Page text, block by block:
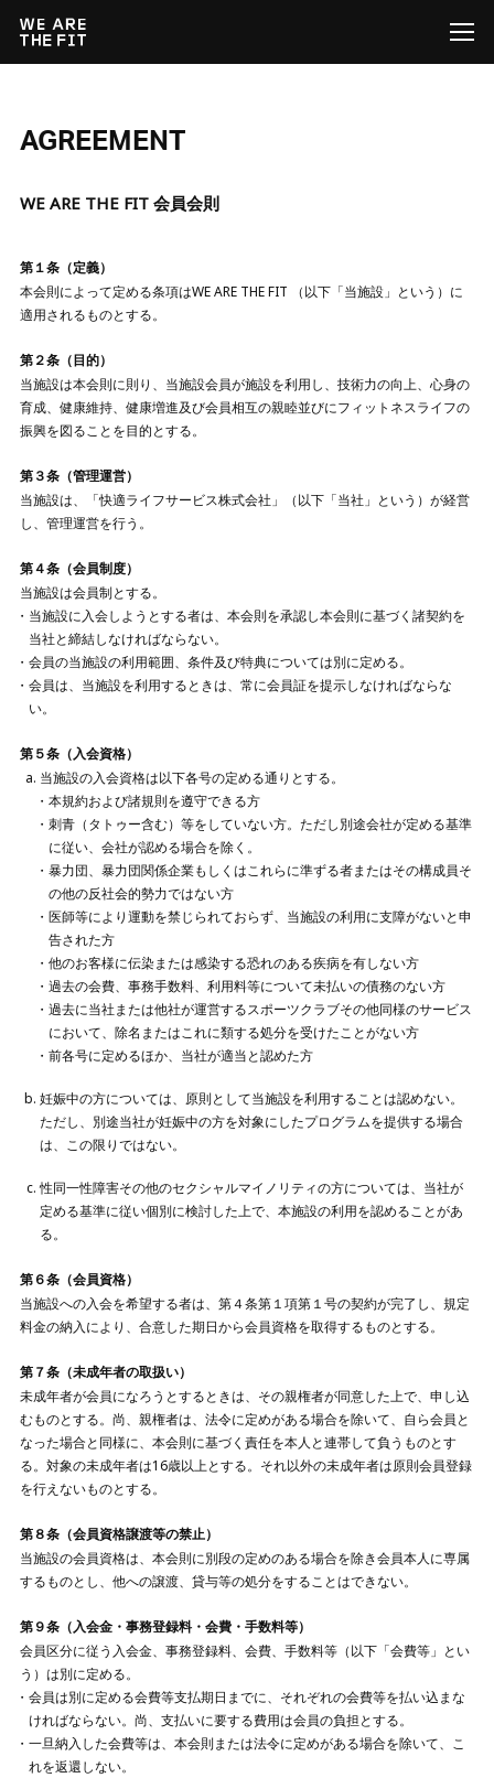
PRICE
FOR BEGINNER
WE ARE THE FIT
AGREEMENT
WE ARE THE FIT 会員会則
第１条（定義）
本会則によって定める条項はWE ARE THE FIT （以下「当施設」という）に
適用されるものとする。
第２条（目的）
当施設は本会則に則り、当施設会員が施設を利用し、技術力の向上、心身の
育成、健康維持、健康増進及び会員相互の親睦並びにフィットネスライフの
振興を図ることを目的とする。
第３条（管理運営）
当施設は、「快適ライフサービス株式会社」（以下「当社」という）が経営
し、管理運営を行う。
第４条（会員制度）
当施設は会員制とする。
当施設に入会しようとする者は、本会則を承認し本会則に基づく諸契約を
当社と締結しなければならない。
会員の当施設の利用範囲、条件及び特典については別に定める。
会員は、当施設を利用するときは、常に会員証を提示しなければならな
い。
第５条（入会資格）
当施設の入会資格は以下各号の定める通りとする。
本規約および諸規則を遵守できる方
刺青（タトゥー含む）等をしていない方。ただし別途会社が定める基準
に従い、会社が認める場合を除く。
暴力団、暴力団関係企業もしくはこれらに準ずる者またはその構成員そ
の他の反社会的勢力ではない方
医師等により運動を禁じられておらず、当施設の利用に支障がないと申
告された方
他のお客様に伝染または感染する恐れのある疾病を有しない方
過去の会費、事務手数料、利用料等について未払いの債務のない方
過去に当社または他社が運営するスポーツクラブその他同様のサービス
において、除名またはこれに類する処分を受けたことがない方
前各号に定めるほか、当社が適当と認めた方
妊娠中の方については、原則として当施設を利用することは認めない。
ただし、別途当社が妊娠中の方を対象にしたプログラムを提供する場合
は、この限りではない。
性同一性障害その他のセクシャルマイノリティの方については、当社が
定める基準に従い個別に検討した上で、本施設の利用を認めることがあ
る。
第６条（会員資格）
当施設への入会を希望する者は、第４条第１項第１号の契約が完了し、規定
料金の納入により、合意した期日から会員資格を取得するものとする。
第７条（未成年者の取扱い）
未成年者が会員になろうとするときは、その親権者が同意した上で、申し込
むものとする。尚、親権者は、法令に定めがある場合を除いて、自ら会員と
なった場合と同様に、本会則に基づく責任を本人と連帯して負うものとす
る。対象の未成年者は16歳以上とする。それ以外の未成年者は原則会員登録
を行えないものとする。
第８条（会員資格譲渡等の禁止）
当施設の会員資格は、本会則に別段の定めのある場合を除き会員本人に専属
するものとし、他への譲渡、貸与等の処分をすることはできない。
第９条（入会金・事務登録料・会費・手数料等）
会員区分に従う入会金、事務登録料、会費、手数料等（以下「会費等」とい
う）は別に定める。
会員は別に定める会費等支払期日までに、それぞれの会費等を払い込まな
ければならない。尚、支払いに要する費用は会員の負担とする。
一旦納入した会費等は、本会則または法令に定めがある場合を除いて、こ
れを返還しない。